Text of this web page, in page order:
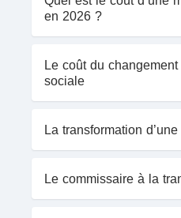
en 2026 ?
Le coût du
sociale
La transformation
Le commissaire à la